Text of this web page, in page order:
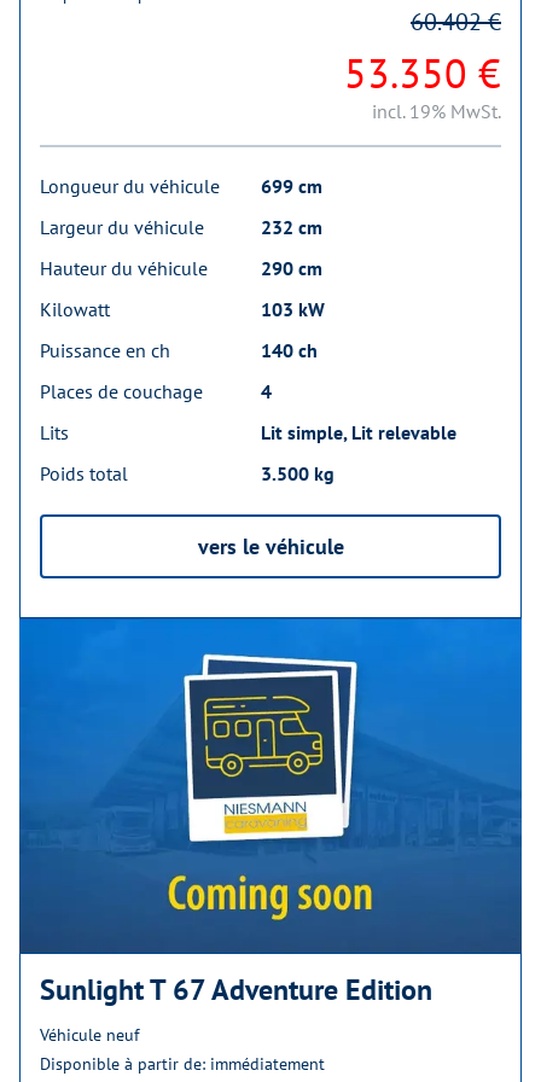
53.350 €
60.402 €
incl. 19% MwSt.
Longueur du véhicule
699 cm
Largeur du véhicule
232 cm
Hauteur du véhicule
290 cm
Kilowatt
103 kW
Puissance en ch
140 ch
Places de couchage
4
Lits
Lit simple, Lit relevable
Poids total
3.500 kg
vers le véhicule
Sunlight T 67 Adventure Edition
Véhicule neuf
Disponible à partir de: immédiatement